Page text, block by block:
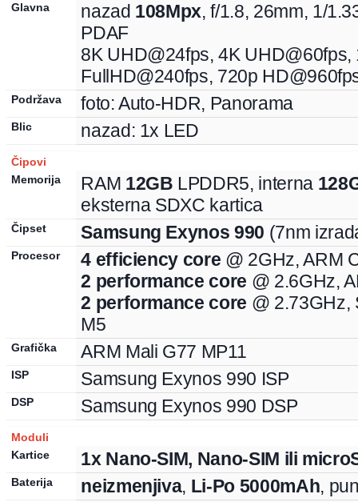
Glavna nazad 108Mpx, f/1.8, 26mm, 1/
PDAF
8K UHD@24fps, 4K UHD@60fps,
FullHD@240fps, 720p
Podržava foto:Auto-HDR, Panorama
Blic nazad: 1x LED
Čipovi
Memorija
RAM 12GB LPDDR5, interna 128
eksterna SDXC kartica
Čipset Samsung Exynos 990 (7nm
Procesor 4 efficiency core @ 2GHz,ARM
2 performance core @ 2.6GHz,
2 performance core @ 2.73GHz,
M5
Grafička ARM Mali G77 MP11
ISP Samsung Exynos 990 ISP
DSP Samsung Exynos 990 DSP
Moduli
Kartice
1x Nano-SIM, Nano-SIM ili
Baterija neizmenjiva, Li-Po 5000mAh,